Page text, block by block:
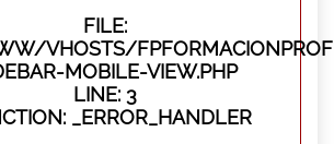
FILE:
VHOSTS/
MOBILE-VIEW.PHP
LINE: 3
_ERROR_HANDLER